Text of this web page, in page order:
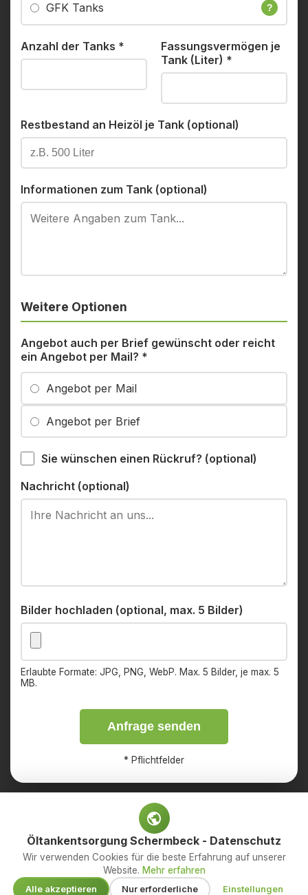
GFK Tanks ?
Anzahl der Tanks *
Fassungsvermögen je
Tank (Liter) *
Restbestand an Heizöl je Tank (optional)
Informationen zum Tank (optional)
Weitere Optionen
Angebot auch per Brief gewünscht oder reicht
ein Angebot per Mail? *
Angebot per Mail
Angebot per Brief
Sie wünschen einen Rückruf? (optional)
Nachricht (optional)
Bilder hochladen (optional, max. 5 Bilder)
Erlaubte Formate: JPG, PNG, WebP. Max. 5 Bilder, je max. 5
MB.
Anfrage senden
* Pflichtfelder
ImpressumDatenschutz
© 2026 OED Services GmbH – Ihr Fachbetrieb für
Öltankentsorgung. Alle Rechte vorbehalten.
Öltankentsorgung Schermbeck - Datenschutz
Wir verwenden Cookies für die beste Erfahrung auf unserer
Website. Mehr erfahren
Alle akzeptieren Nur erforderliche Einstellungen